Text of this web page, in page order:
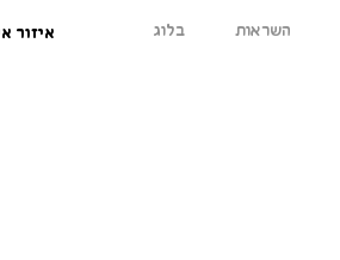
איזור השראות בלוג